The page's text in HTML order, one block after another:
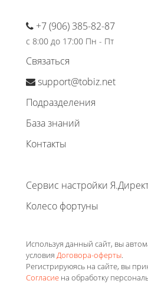
+7 (906) 385-82-87
с 8:00 до 17:00 Пн - Пт
Связаться
support@tobiz.net
Подразделения
База знаний
Контакты
Сервис настройки
Колесо фортуны
Используя данный сайт, вы
условия Договора-оферты.
Регистрируюясь на сайте, вы
Согласие на обработку